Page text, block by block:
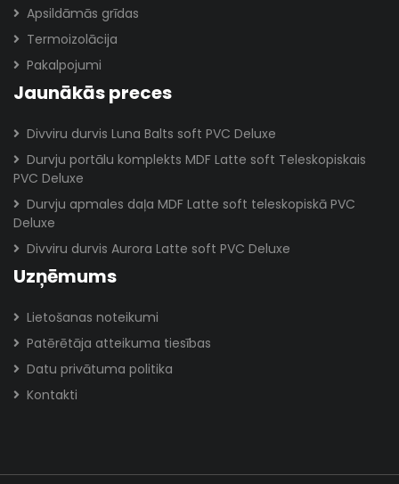
Apsildāmās grīdas
Termoizolācija
Pakalpojumi
Jaunākās preces
Divviru durvis Luna Balts soft PVC Deluxe
Durvju portālu komplekts MDF Latte soft Teleskopiskais
PVC Deluxe
Durvju apmales daļa MDF Latte soft teleskopiskā PVC
Deluxe
Divviru durvis Aurora Latte soft PVC Deluxe
Uzņēmums
Lietošanas noteikumi
Patērētāja atteikuma tiesības
Datu privātuma politika
Kontakti